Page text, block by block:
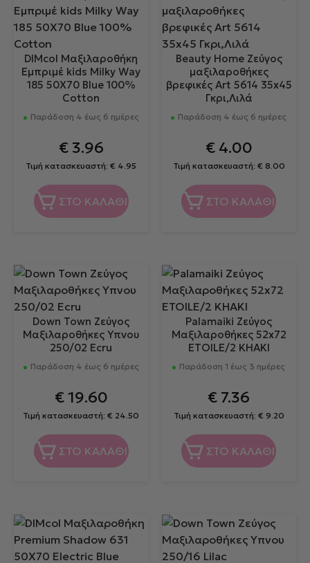
DIMcol Μαξιλαροθήκη
Εμπριμέ kids Milky Way
185 50X70 Blue 100%
Cotton
Παράδοση 4 έως 6 ημέρες
€3.96
Τιμή κατασκευαστή:€ 4.95
ΣΤΟ ΚΑΛΑΘΙ
Beauty Home Ζεύγος
μαξιλαροθήκες
βρεφικές Art 5614 35x45
Γκρι,Λιλά
Παράδοση 4 έως 6 ημέρες
€4.00
Τιμή κατασκευαστή: € 8.00
ΣΤΟ ΚΑΛΑΘΙ
Down Town Ζεύγος
Μαξιλαροθήκες Υπνου
250/02 Ecru
Παράδοση 4 έως 6 ημέρες
€19.60
Τιμή κατασκευαστή:€ 24.50
ΣΤΟ ΚΑΛΑΘΙ
Palamaiki Ζεύγος
Μαξιλαροθήκες 52x72
ETOILE/2 KHAKI
Παράδοση 1 έως 3 ημέρες
€ 7.36
Τιμή κατασκευαστή: € 9.20
ΣΤΟ ΚΑΛΑΘΙ